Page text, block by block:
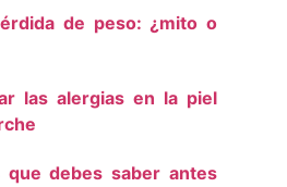
de peso: ¿mito o
las alergias en la piel
que debes saber antes